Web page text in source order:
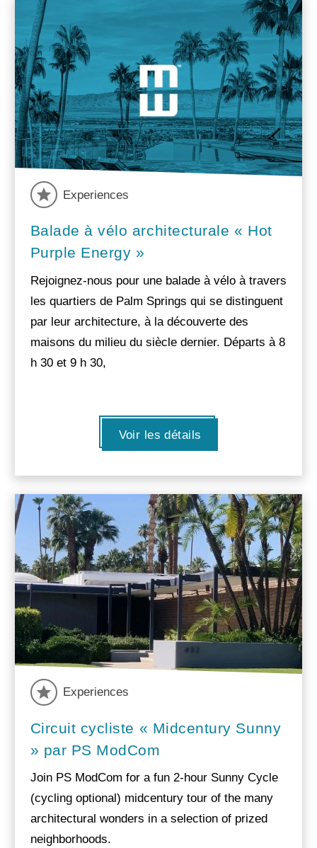
Experiences
Balade à vélo architecturale « Hot
Purple Energy »
Rejoignez-nous pour une balade à vélo à travers
les quartiers de Palm Springs qui se distinguent
par leur architecture, à la découverte des
maisons du milieu du siècle dernier. Départs à 8
h 30 et 9 h 30,
Voir les détails
Experiences
Circuit cycliste « Midcentury Sunny
» par PS ModCom
Join PS ModCom for a fun 2-hour Sunny Cycle
(cycling optional) midcentury tour of the many
architectural wonders in a selection of prized
neighborhoods.